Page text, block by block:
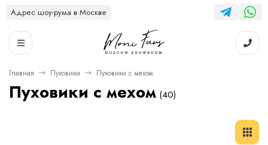
Адрес шоу-рума в Москве
Главная Пуховики Пуховики с мехом
Пуховики с мехом (40)